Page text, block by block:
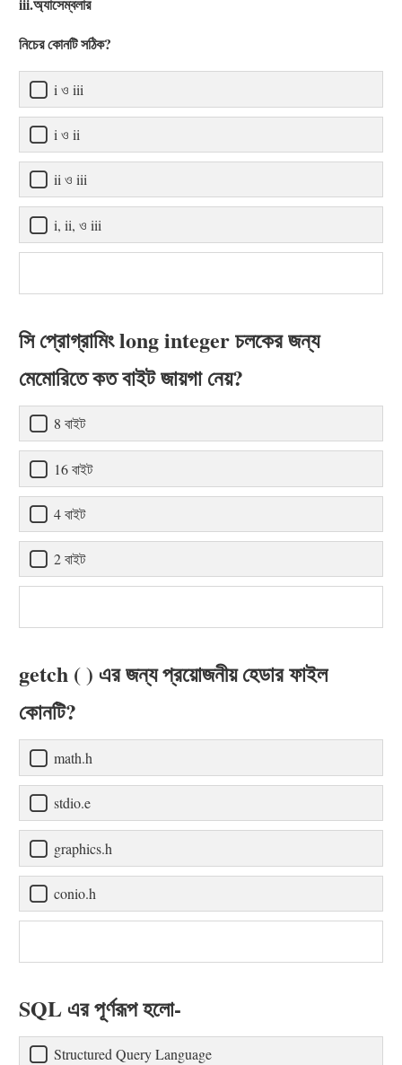
iii.অ্যাসেম্বলার
নিচের কোনটি সঠিক?
i ও iii
i ও ii
ii ও iii
i, ii, ও iii
সি প্রোগ্রামিং long integer চলকের জন্য
মেমোরিতে কত বাইট জায়গা নেয়?
8 বাইট
16 বাইট
4 বাইট
2 বাইট
getch ( ) এর জন্য প্রয়োজনীয় হেডার ফাইল
কোনটি?
math.h
stdio.e
graphics.h
conio.h
SQL এর পূর্ণরূপ হলো-
Structured Query Language